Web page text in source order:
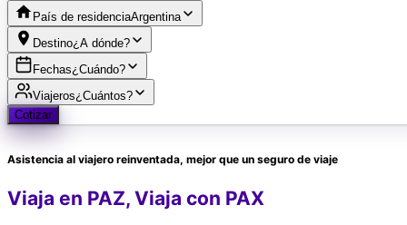
País de residenciaArgentina
Destino¿A dónde?
Fechas¿Cuándo?
Viajeros¿Cuántos?
Cotizar
Asistencia al viajero reinventada, mejor que un seguro de viaje
Viaja en PAZ, Viaja con PAX